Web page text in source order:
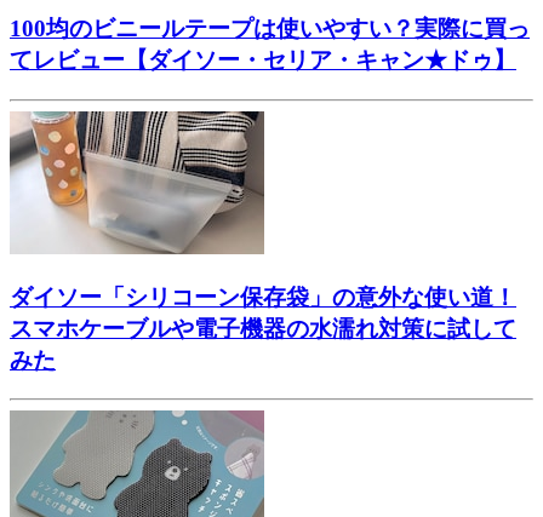
100均のビニールテープは使いやすい？実際に買っ
てレビュー【ダイソー・セリア・キャン★ドゥ】
ダイソー「シリコーン保存袋」の意外な使い道！
スマホケーブルや電子機器の水濡れ対策に試して
みた